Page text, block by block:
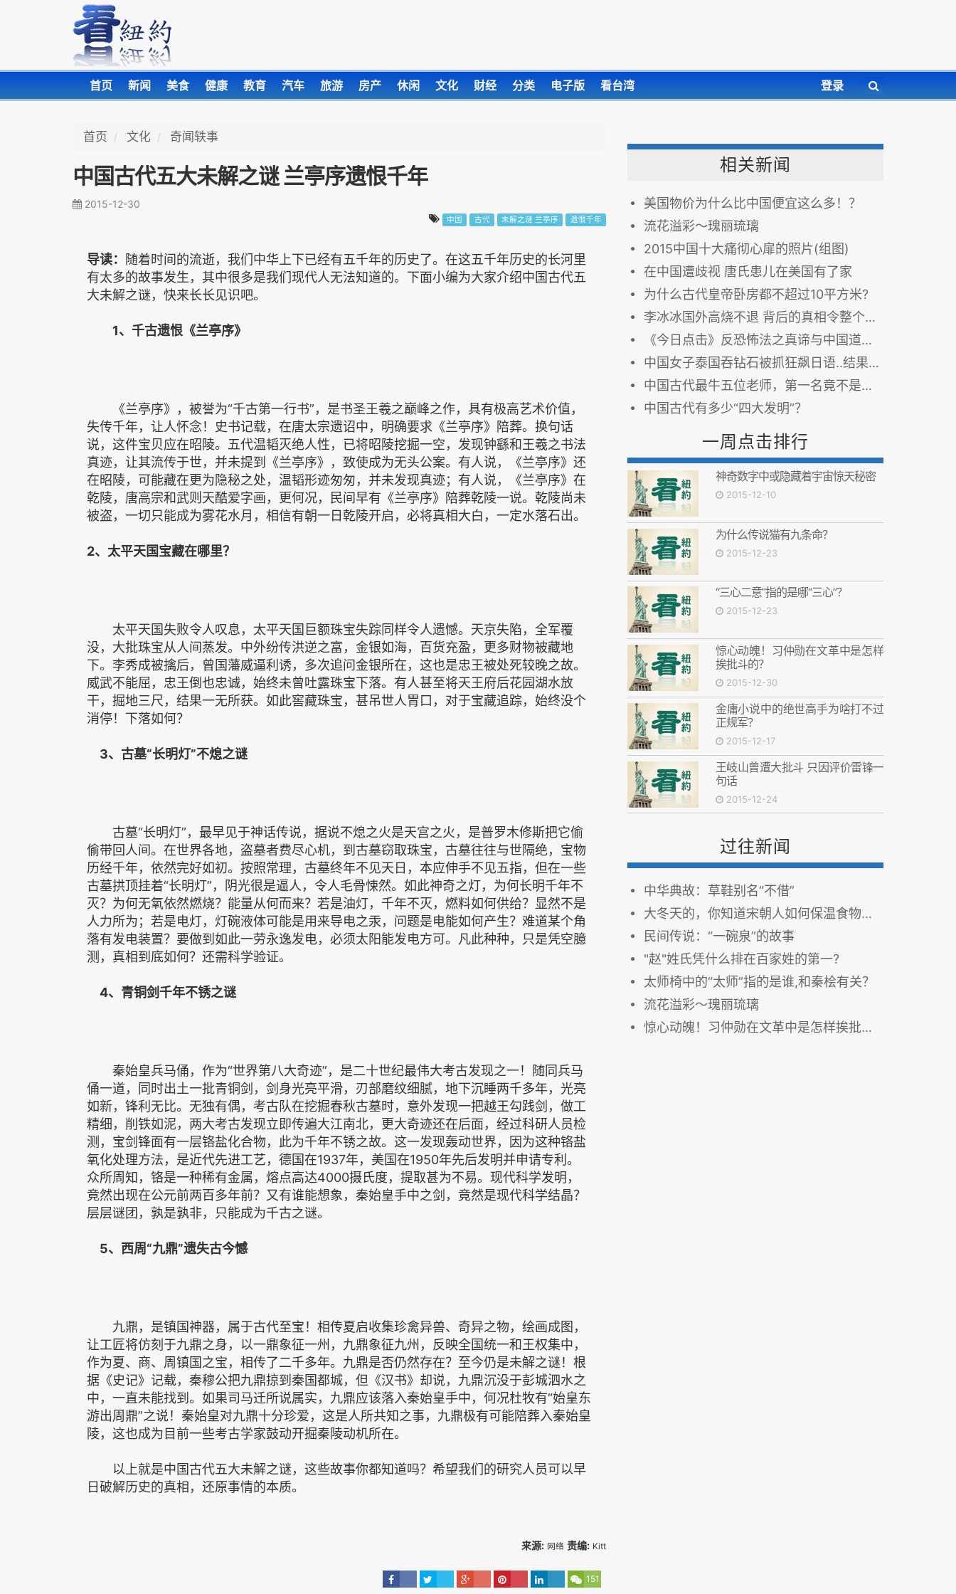
首页 新闻 美食 健康 教育 汽车 旅游 房产 休闲 文化 财经 分类 电子版 看台湾 登录
首页 文化 奇闻轶事
中国古代五大未解之谜 兰亭序遗恨千年
2015-12-30
中国 古代 未解之谜 兰亭序 遗恨千年
导读：
随着时间的流逝，我们中华上下已经有五千年的历史了。在这五千年历史的长河里
有太多的故事发生，其中很多是我们现代人无法知道的。下面小编为大家介绍中国古代五
大未解之谜，快来长长见识吧。
1、千古遗恨《兰亭序》
《兰亭序》，被誉为“千古第一行书”，是书圣王羲之巅峰之作，具有极高艺术价值，
失传千年，让人怀念！史书记载，在唐太宗遗诏中，明确要求《兰亭序》陪葬。换句话
说，这件宝贝应在昭陵。五代温韬灭绝人性，已将昭陵挖掘一空，发现钟繇和王羲之书法
真迹，让其流传于世，并未提到《兰亭序》，致使成为无头公案。有人说，《兰亭序》还
在昭陵，可能藏在更为隐秘之处，温韬形迹匆匆，并未发现真迹；有人说，《兰亭序》在
乾陵，唐高宗和武则天酷爱字画，更何况，民间早有《兰亭序》陪葬乾陵一说。乾陵尚未
被盗，一切只能成为雾花水月，相信有朝一日乾陵开启，必将真相大白，一定水落石出。
2、太平天国宝藏在哪里？
太平天国失败令人叹息，太平天国巨额珠宝失踪同样令人遗憾。天京失陷，全军覆
没，大批珠宝从人间蒸发。中外纷传洪逆之富，金银如海，百货充盈，更多财物被藏地
下。李秀成被擒后，曾国藩威逼利诱，多次追问金银所在，这也是忠王被处死较晚之故。
威武不能屈，忠王倒也忠诚，始终未曾吐露珠宝下落。有人甚至将天王府后花园湖水放
干，掘地三尺，结果一无所获。如此窖藏珠宝，甚吊世人胃口，对于宝藏追踪，始终没个
消停！下落如何？
3、古墓“长明灯”不熄之谜
古墓“长明灯”，最早见于神话传说，据说不熄之火是天宫之火，是普罗木修斯把它偷
偷带回人间。在世界各地，盗墓者费尽心机，到古墓窃取珠宝，古墓往往与世隔绝，宝物
历经千年，依然完好如初。按照常理，古墓终年不见天日，本应伸手不见五指，但在一些
古墓拱顶挂着“长明灯”，阴光很是逼人，令人毛骨悚然。如此神奇之灯，为何长明千年不
灭？为何无氧依然燃烧？能量从何而来？若是油灯，千年不灭，燃料如何供给？显然不是
人力所为；若是电灯，灯碗液体可能是用来导电之汞，问题是电能如何产生？难道某个角
落有发电装置？要做到如此一劳永逸发电，必须太阳能发电方可。凡此种种，只是凭空臆
测，真相到底如何？还需科学验证。
4、青铜剑千年不锈之谜
秦始皇兵马俑，作为“世界第八大奇迹”，是二十世纪最伟大考古发现之一！随同兵马
俑一道，同时出土一批青铜剑，剑身光亮平滑，刃部磨纹细腻，地下沉睡两千多年，光亮
如新，锋利无比。无独有偶，考古队在挖掘春秋古墓时，意外发现一把越王勾践剑，做工
精细，削铁如泥，两大考古发现立即传遍大江南北，更大奇迹还在后面，经过科研人员检
测，宝剑锋面有一层铬盐化合物，此为千年不锈之故。这一发现轰动世界，因为这种铬盐
氧化处理方法，是近代先进工艺，德国在1937年，美国在1950年先后发明并申请专利。
众所周知，铬是一种稀有金属，熔点高达4000摄氏度，提取甚为不易。现代科学发明，
竟然出现在公元前两百多年前？又有谁能想象，秦始皇手中之剑，竟然是现代科学结晶？
层层谜团，孰是孰非，只能成为千古之谜。
5、西周“九鼎”遗失古今憾
九鼎，是镇国神器，属于古代至宝！相传夏启收集珍禽异兽、奇异之物，绘画成图，
让工匠将仿刻于九鼎之身，以一鼎象征一州，九鼎象征九州，反映全国统一和王权集中，
作为夏、商、周镇国之宝，相传了二千多年。九鼎是否仍然存在？至今仍是未解之谜！根
据《史记》记载，秦穆公把九鼎掠到秦国都城，但《汉书》却说，九鼎沉没于彭城泗水之
中，一直未能找到。如果司马迁所说属实，九鼎应该落入秦始皇手中，何况杜牧有“始皇东
游出周鼎”之说！秦始皇对九鼎十分珍爱，这是人所共知之事，九鼎极有可能陪葬入秦始皇
陵，这也成为目前一些考古学家鼓动开掘秦陵动机所在。
以上就是中国古代五大未解之谜，这些故事你都知道吗？希望我们的研究人员可以早
日破解历史的真相，还原事情的本质。
来源: 网络 责编: Kitt
151
相关新闻
美国物价为什么比中国便宜这么多！？
流花溢彩～瑰丽琉璃
2015中国十大痛彻心扉的照片(组图)
在中国遭歧视 唐氏患儿在美国有了家
为什么古代皇帝卧房都不超过10平方米?
李冰冰国外高烧不退 背后的真相令整个中国感到恐惧
《今日点击》反恐怖法之真谛与中国道德重建
中国女子泰国吞钻石被抓狂飙日语..结果钻石是假的！新闻...也不是真的...
中国古代最牛五位老师，第一名竟不是孔子！
中国古代有多少“四大发明”？
一周点击排行
神奇数字中或隐藏着宇宙惊天秘密
2015-12-10
为什么传说猫有九条命？
2015-12-23
“三心二意”指的是哪“三心”？
2015-12-23
惊心动魄！习仲勋在文革中是怎样
挨批斗的？
2015-12-30
金庸小说中的绝世高手为啥打不过
正规军？
2015-12-17
王岐山曾遭大批斗 只因评价雷锋一
句话
2015-12-24
过往新闻
中华典故：草鞋别名“不借”
大冬天的，你知道宋朝人如何保温食物吗？
民间传说：“一碗泉”的故事
"赵"姓氏凭什么排在百家姓的第一?
太师椅中的“太师”指的是谁,和秦桧有关？
流花溢彩～瑰丽琉璃
惊心动魄！习仲勋在文革中是怎样挨批斗的？